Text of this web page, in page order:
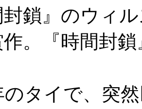
鎖』のウィ
。『時間封
タイで、突